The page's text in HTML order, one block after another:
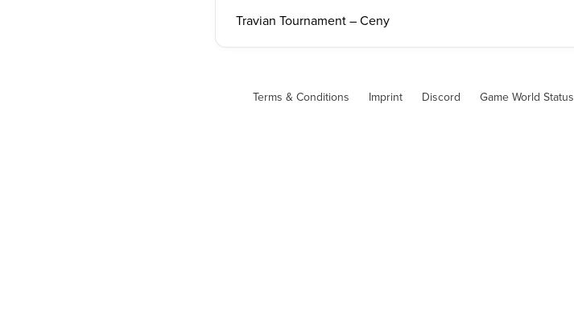
Travian Tournament – Ceny
Terms & Conditions Imprint Discord Game World Status